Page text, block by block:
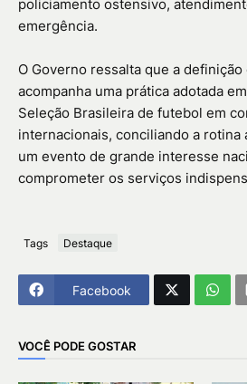
policiamento ostensivo,
emergência.
O Governo ressalta que a
acompanha uma prática adotada
Seleção Brasileira de futebol em
internacionais, conciliando a rotina
um evento de grande interesse
comprometer os serviços
Tags Destaque
Facebook
VOCÊ PODE GOSTAR